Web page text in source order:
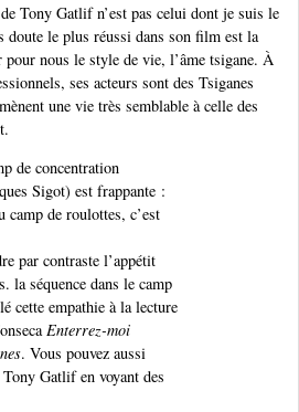
Tony Gatlif n’est pas celui dont je suis le
doute le plus réussi dans son film est la
nous le style de vie, l’âme tsigane. À
ses acteurs sont des Tsiganes
une vie très semblable à celle des
de concentration
Sigot) est frappante :
camp de roulottes, c’est
par contraste l’appétit
la séquence dans le camp
cette empathie à la lecture
Enterrez-moi
. Vous pouvez aussi
Gatlif en voyant des